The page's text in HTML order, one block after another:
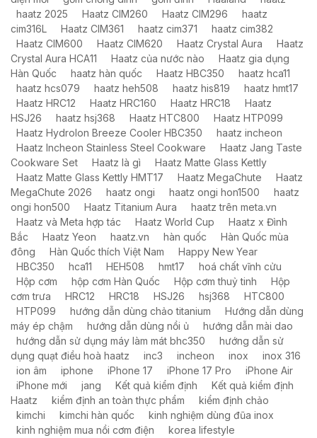
haatz 2025
Haatz CIM260 Haatz CIM296
haatz
cim316L
Haatz CIM361 haatz cim371
haatz cim382
Haatz CIM600
Haatz CIM620 Haatz Crystal Aura
Haatz
Crystal Aura HCA11
Haatz của nước nào
Haatz gia dụng
Hàn Quốc
haatz hàn quốc Haatz HBC350
haatz hca11
haatz hcs079
haatz heh508 haatz his819
haatz hmt17
Haatz HRC12
Haatz HRC160 Haatz HRC18
Haatz
HSJ26
haatz hsj368 Haatz HTC800
Haatz HTP099
Haatz HydroIon Breeze Cooler HBC350
haatz incheon
Haatz Incheon Stainless Steel Cookware
Haatz Jang Taste
Cookware Set
Haatz là gì
Haatz Matte Glass Kettly
Haatz Matte Glass Kettly HMT17
Haatz MegaChute
Haatz
MegaChute 2026
haatz ongi haatz ongi hon1500
haatz
ongi hon500
Haatz Titanium Aura
haatz trên meta.vn
Haatz và Meta hợp tác
Haatz World Cup
Haatz x Đình
Bắc
Haatz Yeon haatz.vn hàn quốc
Hàn Quốc mùa
đông
Hàn Quốc thích Việt Nam
Happy New Year
HBC350
hca11 HEH508 hmt17
hoá chất vĩnh cửu
Hộp cơm
hộp cơm Hàn Quốc Hộp cơm thuỷ tinh
Hộp
cơm trưa
HRC12 HRC18 HSJ26 hsj368
HTC800
HTP099
hướng dẫn dùng chảo titanium
Hướng dẫn dùng
máy ép chậm
hướng dẫn dùng nồi ủ
hướng dẫn mài dao
hướng dẫn sử dụng máy làm mát bhc350
hướng dẫn sử
dụng quạt điều hoà haatz
inc3 incheon inox
inox 316
ion âm
iphone iPhone 17 iPhone 17 Pro
iPhone Air
iPhone mới
jang Kết quả kiểm định
Kết quả kiểm định
Haatz
kiểm định an toàn thực phẩm
kiểm định chảo
kimchi
kimchi hàn quốc
kinh nghiệm dùng đũa inox
kinh nghiệm mua nồi cơm điện
korea lifestyle